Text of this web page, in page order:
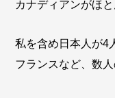
カナディアンがほと
私を含め日本人が4
フランスなど、数